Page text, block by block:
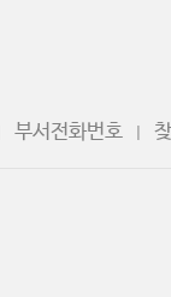
부서전화번호